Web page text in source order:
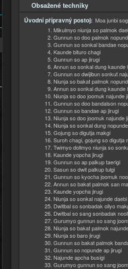
Skrýt
Obsažené techniky
Úvodní přípravný postoj: Moa junbi
Mikulmyo niunja so palmok
Gunnun so doo palmok
Gunnun so sonkal bandae
Kaunde bituro chagi
Gunnun so ap jirugi
Annun so sonkal dung kaunde
Gunnun so dwijibun sonkut
Niunja so bakat palmok
Annun so sonkal dung kaunde
Niunja so doo joomuk najunde
Gunnun so doo bandalson
Gunnun so bandae ap jirugi
Niunja so doo joomuk najunde
Niunja so sonkal dung
Gojung so digutja makgi
Suroh chagi, gojung so digutja
Twimyo dollmyo niunja so
Kaunde yopcha jirugi
Gunnun so ap palkup taerigi
Sasun so dwit palkup tulgi
Gunnun so kyocha joomuk
Annun so bakat palmok san
Kaunde yopcha jirugi
Niunja so sonkal najunde
Dwitbal so sonbadak ollyo
Dwitbal so sang sonbadak
Gurumyo gunnun so sang
Niunja so bakat palmok
Niunja so baro jirugi
Gunnun so bakat palmok
Gunnun so nopunde ap jirugi
Najunde apcha busigi
Gurumyo gunnun so sang